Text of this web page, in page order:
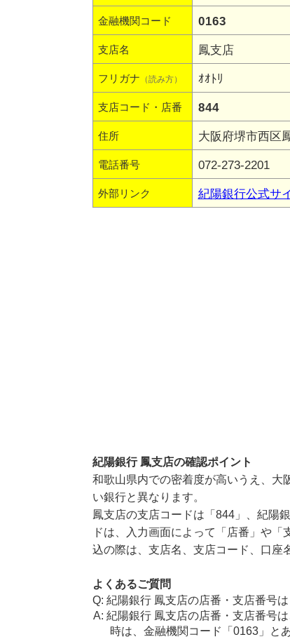
金融機関コード 0163
支店名 鳳支店
フリガナ （読み方） ｵｵﾄﾘ
支店コード・店番 844
住所 大阪府堺市西区
電話番号 072-273-2201
外部リンク 紀陽銀行公式サ
紀陽銀行 鳳支店の確認ポイント
和歌山県内での密着度が高いうえ、大
い銀行と異なります。
鳳支店の支店コードは「844」、紀陽
ドは、入力画面によって「店番」や
込の際は、支店名、支店コード、口座
よくあるご質問
紀陽銀行 鳳支店の店番・支店番号は
紀陽銀行 鳳支店の店番・支店番号
時は、金融機関コード「0163」と